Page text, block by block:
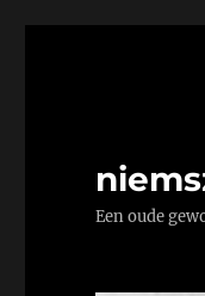
Een oude